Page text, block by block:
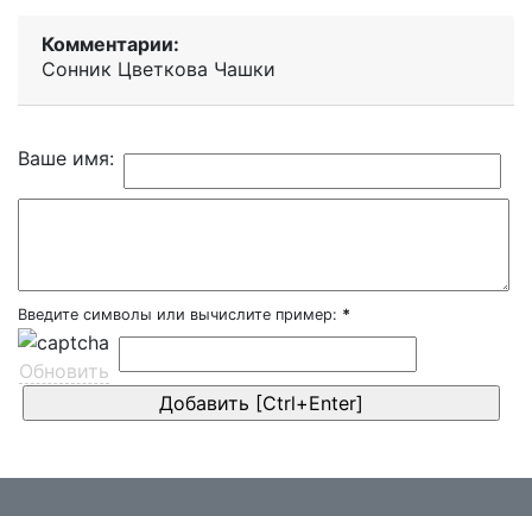
Комментарии:
Сонник Цветкова Чашки
Ваше имя:
Введите символы или вычислите пример: *
Обновить